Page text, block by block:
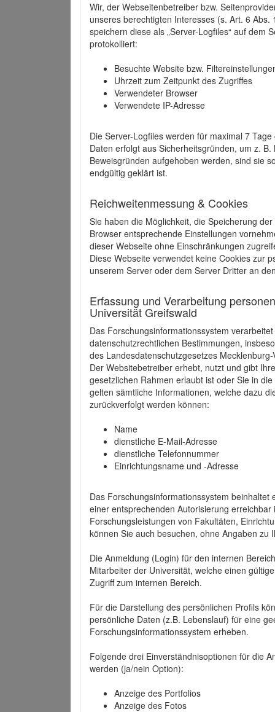
Wir, der Webseitenbetreiber bzw.
unseres berechtigten Interesses (s. Art. 6
speichern diese als „Server-Logfiles“ auf dem
protokolliert:
Besuchte Website bzw.
Uhrzeit zum Zeitpunkt des Zugriffes
Verwendeter Browser
Verwendete IP-Adresse
Die Server-Logfiles werden für maximal 7
Daten erfolgt aus Sicherheitsgründen, um z.
Beweisgründen aufgehoben werden, sind sie
endgültig geklärt ist.
Reichweitenmessung & Cookies
Sie haben die Möglichkeit, die Speicherung
Browser entsprechende Einstellungen
dieser Webseite ohne Einschränkungen
Diese Webseite verwendet keine Cookies zur
unserem Server oder dem Server Dritter an
Erfassung und Verarbeitung
Universität Greifswald
Das Forschungsinformationssystem
datenschutzrechtlichen Bestimmungen,
des Landesdatenschutzgesetzes
Der Websitebetreiber erhebt, nutzt und gibt
gesetzlichen Rahmen erlaubt ist oder Sie in
gelten sämtliche Informationen, welche dazu
zurückverfolgt werden können:
Name
dienstliche E-Mail-Adresse
dienstliche Telefonnummer
Einrichtungsname und -Adresse
Das Forschungsinformationssystem beinhaltet
einer entsprechenden Autorisierung
Forschungsleistungen von Fakultäten,
können Sie auch besuchen, ohne Angaben zu
Die Anmeldung (Login) für den internen
Mitarbeiter der Universität, welche einen
Zugriff zum internen Bereich.
Für die Darstellung des persönlichen Profils
persönliche Daten (z.B. Lebenslauf) für eine
Forschungsinformationssystem erheben.
Folgende drei Einverständnisoptionen für die
werden (ja/nein Option):
Anzeige des Portfolios
Anzeige des Fotos